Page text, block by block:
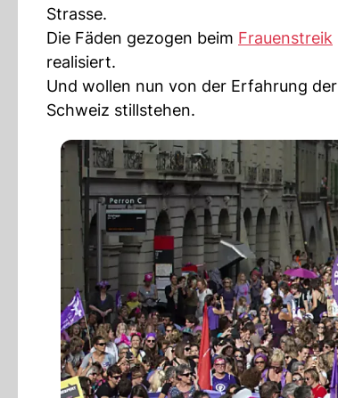
Strasse.
Die Fäden gezogen beim Frauenstreik
realisiert.
Und wollen nun von der Erfahrung
Schweiz stillstehen.